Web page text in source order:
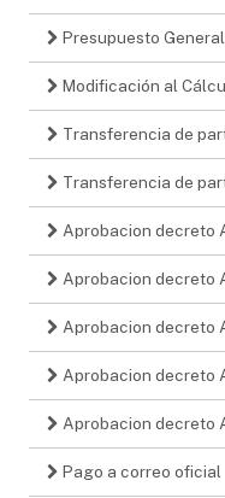
Presupuesto
Modificación al
Transferencia de
Transferencia de
Aprobacion decreto
Aprobacion decreto
Aprobacion decreto
Aprobacion decreto
Aprobacion decreto
Pago a correo oficial